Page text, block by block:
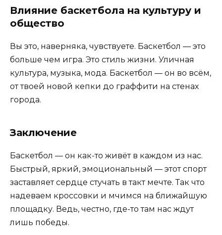
Влияние баскетбола на культуру и
общество
Вы это, наверняка, чувствуете. Баскетбол — это
больше чем игра. Это стиль жизни. Уличная
культура, музыка, мода. Баскетбол — он во всём,
от твоей новой кепки до граффити на стенах
города.
Заключение
Баскетбол — он как-то живёт в каждом из нас.
Быстрый, яркий, эмоциональный — этот спорт
заставляет сердце стучать в такт мечте. Так что
надеваем кроссовки и мчимся на ближайшую
площадку. Ведь, честно, где-то там нас ждут
лишь победы.